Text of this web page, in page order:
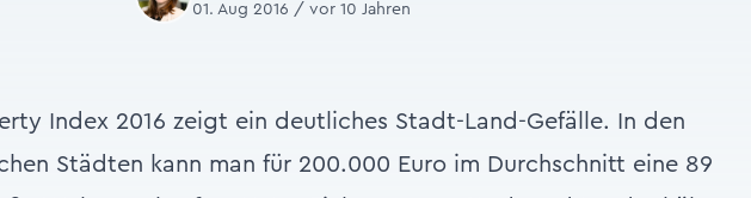
01. Aug 2016 / vor 10 Jahren
Index 2016 zeigt ein deutliches Stadt-Land-Gefälle. In den
Städten kann man für 200.000 Euro im Durchschnitt eine 89